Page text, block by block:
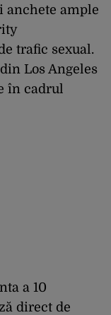
anchete ample
trafic sexual.
Los Angeles
în cadrul
a 10
direct de